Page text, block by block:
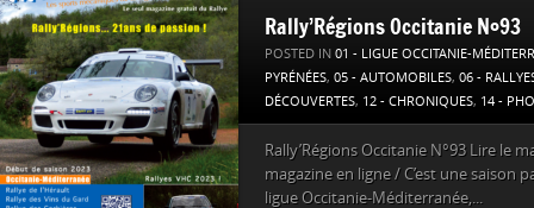
Rally’Régions Occitanie N°93
POSTED IN 01 - LIGUE OCCITANIE-
PYRÉNÉES, 05 - AUTOMOBILES, 06 -
DÉCOUVERTES, 12 - CHRONIQUES, 14 -
Rally’Régions Occitanie N°93 Lire le
magazine en ligne / C’est une saison
ligue Occitanie-Méditerranée,...